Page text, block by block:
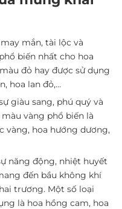
mắn, tài lộc và
biến nhất cho hoa
đỏ hay được sử dụng
hoa lan đỏ,…
giàu sang, phú quý và
vàng phổ biến là
vàng, hoa hướng dương,
năng động, nhiệt huyết
đến bầu không khí
trương. Một số loại
là hoa hồng cam, hoa